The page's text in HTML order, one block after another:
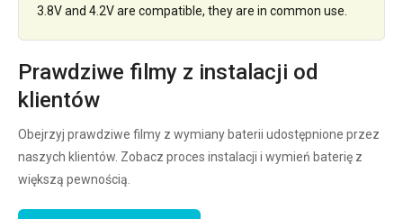
3.8V and 4.2V are compatible, they are in common use.
Prawdziwe filmy z instalacji od
klientów
Obejrzyj prawdziwe filmy z wymiany baterii udostępnione przez
naszych klientów. Zobacz proces instalacji i wymień baterię z
większą pewnością.